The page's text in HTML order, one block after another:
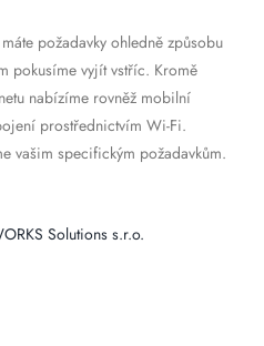
požadavky ohledně způsobu
pokusíme vyjít vstříc. Kromě
nabízíme rovněž mobilní
prostřednictvím Wi-Fi.
vašim specifickým požadavkům.
Solutions s.r.o.